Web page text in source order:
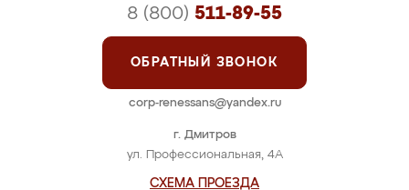
г. Дмитров
ул. Профессиональная, 4А
СХЕМА ПРОЕЗДА
8 (800) 511-89-55
ОБРАТНЫЙ ЗВОНОК
corp-renessans@yandex.ru